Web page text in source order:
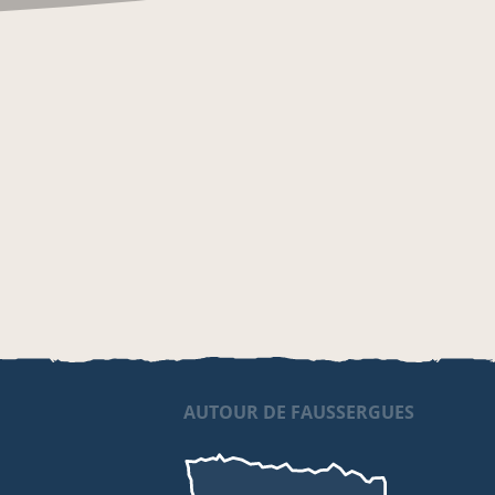
AUTOUR DE FAUSSERGUES